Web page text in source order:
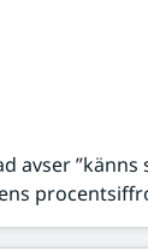
avser